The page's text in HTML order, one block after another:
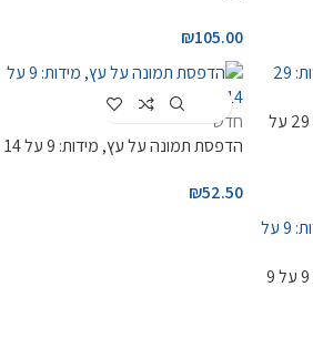
₪105.00
הדפסת תמונה על עץ, מידות: 29 על
חדש
Customize
הדפסת תמונה על עץ, מידות: 9 על 14
₪52.50